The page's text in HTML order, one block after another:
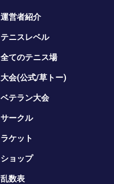
運営者紹介
テニスレベル
全てのテニス場
大会(公式/草トー)
ベテラン大会
サークル
ラケット
ショップ
乱数表